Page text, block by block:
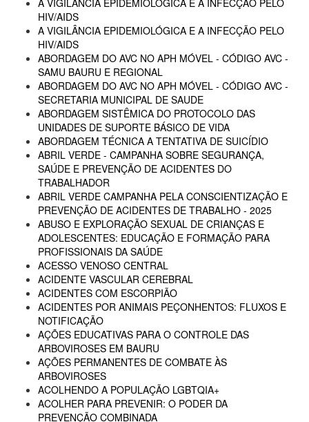
A VIGILÂNCIA EPIDEMIOLÓGICA E A INFECÇÃO PELO
HIV/AIDS
A VIGILÂNCIA EPIDEMIOLÓGICA E A INFECÇÃO PELO
HIV/AIDS
ABORDAGEM DO AVC NO APH MÓVEL - CÓDIGO AVC -
SAMU BAURU E REGIONAL
ABORDAGEM DO AVC NO APH MÓVEL - CÓDIGO AVC -
SECRETARIA MUNICIPAL DE SAUDE
ABORDAGEM SISTÊMICA DO PROTOCOLO DAS
UNIDADES DE SUPORTE BÁSICO DE VIDA
ABORDAGEM TÉCNICA A TENTATIVA DE SUICÍDIO
ABRIL VERDE - CAMPANHA SOBRE SEGURANÇA,
SAÚDE E PREVENÇÃO DE ACIDENTES DO
TRABALHADOR
ABRIL VERDE CAMPANHA PELA CONSCIENTIZAÇÃO E
PREVENÇÃO DE ACIDENTES DE TRABALHO - 2025
ABUSO E EXPLORAÇÃO SEXUAL DE CRIANÇAS E
ADOLESCENTES: EDUCAÇÃO E FORMAÇÃO PARA
PROFISSIONAIS DA SAÚDE
ACESSO VENOSO CENTRAL
ACIDENTE VASCULAR CEREBRAL
ACIDENTES COM ESCORPIÃO
ACIDENTES POR ANIMAIS PEÇONHENTOS: FLUXOS E
NOTIFICAÇÃO
AÇÕES EDUCATIVAS PARA O CONTROLE DAS
ARBOVIROSES EM BAURU
AÇÕES PERMANENTES DE COMBATE ÀS
ARBOVIROSES
ACOLHENDO A POPULAÇÃO LGBTQIA+
ACOLHER PARA PREVENIR: O PODER DA
PREVENÇÃO COMBINADA